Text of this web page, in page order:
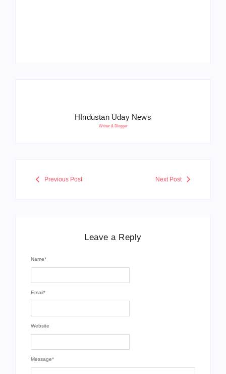
HIndustan Uday News
Writer & Blogger
Previous Post Next Post
Leave a Reply
Message*
Name*
Email*
Website